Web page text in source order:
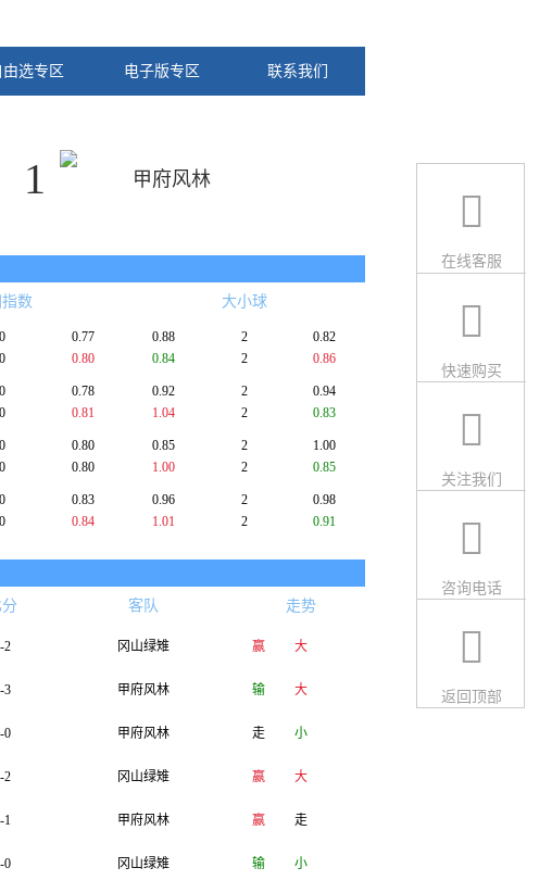
由选专区 电子版专区 联系我们
1 甲府风林
数 大小球
0
0.77
0 0.80
0.88 2
0.82
0.84
2 0.86
0
0.78
0 0.81
0.92 2
0.94
1.04
2 0.83
0
0.80
0 0.80
0.85 2
1.00
1.00
2 0.85
0
0.83
0 0.84
0.96 2
0.98
1.01
2 0.91
分 客队 走势
2 冈山绿雉 赢 大
3 甲府风林 输 大
0 甲府风林 走 小
2 冈山绿雉 赢 大
1 甲府风林 赢 走
0 冈山绿雉 输 小
在线客服
快速购买
关注我们
咨询电话
返回顶部